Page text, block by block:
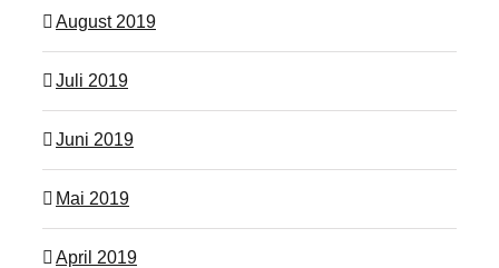
August 2019
Juli 2019
Juni 2019
Mai 2019
April 2019